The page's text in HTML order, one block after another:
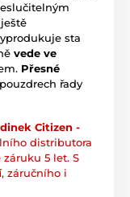
sta
vede ve
Přesné
řady
Citizen -
distributora
5 let. S
, záručního i